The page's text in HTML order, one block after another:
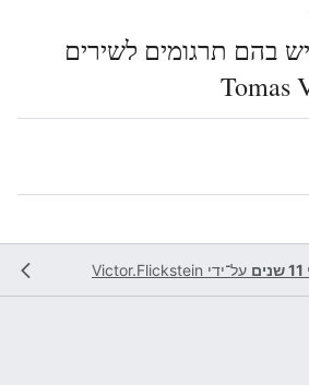
בהם תרגומים לשירים
על־ידי Victor.Flickstein